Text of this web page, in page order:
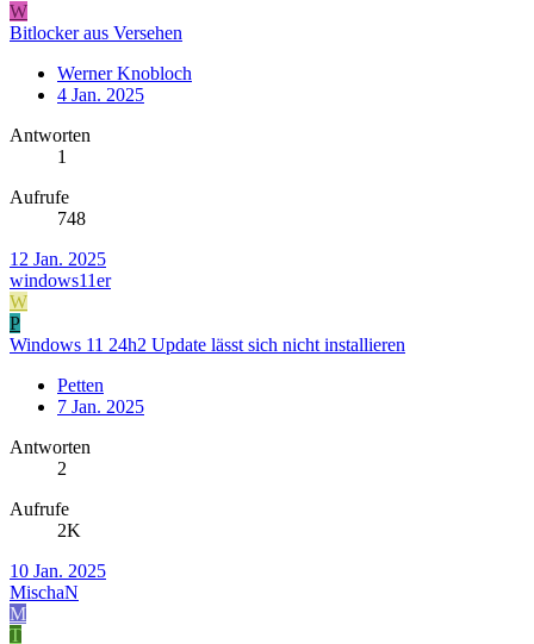
W
Bitlocker aus Versehen
Werner Knobloch
4 Jan. 2025
Antworten
1
Aufrufe
748
12 Jan. 2025
windows11er
W
P
Windows 11 24h2 Update lässt sich nicht installieren
Petten
7 Jan. 2025
Antworten
2
Aufrufe
2K
10 Jan. 2025
MischaN
M
T